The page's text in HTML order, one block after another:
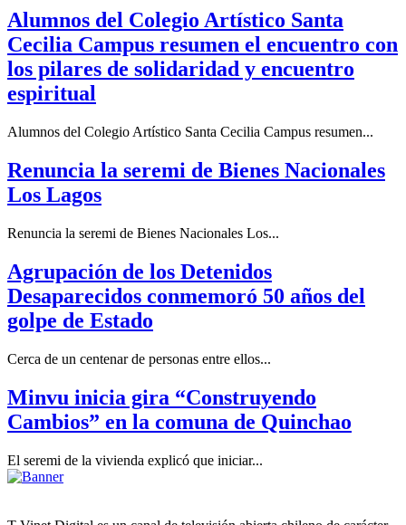
Alumnos del Colegio Artístico Santa
Cecilia Campus resumen el encuentro con
los pilares de solidaridad y encuentro
espiritual
Alumnos del Colegio Artístico Santa Cecilia Campus resumen...
Renuncia la seremi de Bienes Nacionales
Los Lagos
Renuncia la seremi de Bienes Nacionales Los...
Agrupación de los Detenidos
Desaparecidos conmemoró 50 años del
golpe de Estado
Cerca de un centenar de personas entre ellos...
Minvu inicia gira “Construyendo
Cambios” en la comuna de Quinchao
El seremi de la vivienda explicó que iniciar...